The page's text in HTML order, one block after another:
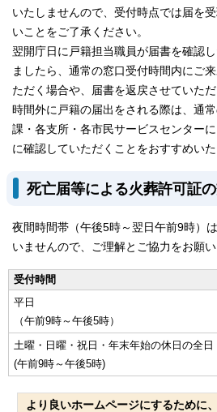
いたしませんので、受付時点では届を
いことをご了承ください。
翌開庁日に戸籍担当職員が届書を確認
ましたら、通常の窓口受付時間内にご
ただく場合や、届書を返戻させていた
時間外に戸籍の届出をされる際は、通
課・各支所・各市民サービスセンター
に確認していただくことをおすすめいた
死亡届等による火葬許可証
夜間時間帯（午後5時～翌日午前9時）
いませんので、ご理解とご協力をお願い
受付時間
平日
（午前9時～午後5時）
土曜・日曜・祝日・年末年始の休日の全日
(午前9時～午後5時)
より良いホームページにするために